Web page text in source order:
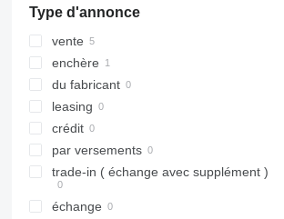
Type d'annonce
vente
enchère
du fabricant
leasing
crédit
par versements
trade-in ( échange avec supplément )
échange